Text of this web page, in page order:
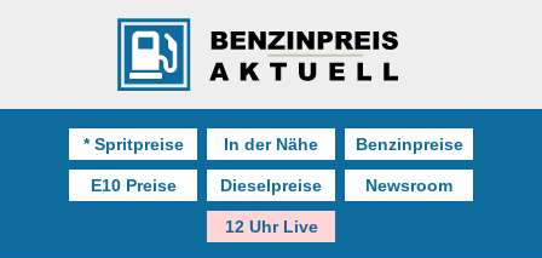
* Spritpreise In der Nähe Benzinpreise
E10 Preise Dieselpreise Newsroom
12 Uhr Live